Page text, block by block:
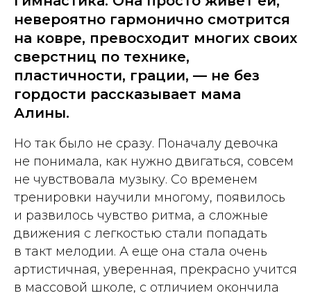
невероятно гармонично смотрится
на ковре, превосходит многих своих
сверстниц по технике,
пластичности, грации, — не без
гордости рассказывает мама
Алины.
Но так было не сразу. Поначалу девочка
не понимала, как нужно двигаться, совсем
не чувствовала музыку. Со временем
тренировки научили многому, появилось
и развилось чувство ритма, а сложные
движения с легкостью стали попадать
в такт мелодии. А еще она стала очень
артистичная, уверенная, прекрасно учится
в массовой школе, с отличием окончила